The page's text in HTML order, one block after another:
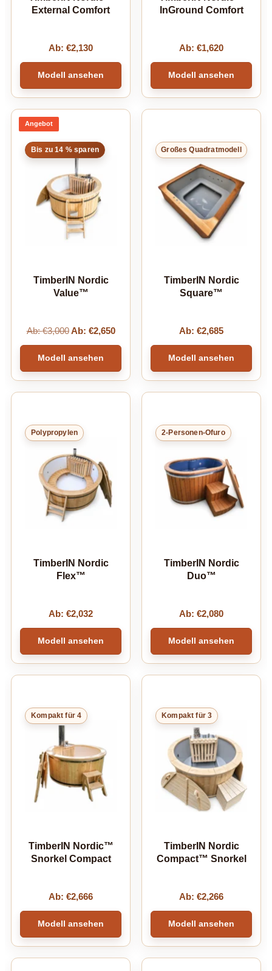
External Comfort
Ab: €2,130
Modell ansehen
InGround Comfort
Ab: €1,620
Modell ansehen
Angebot
Produkt
Angebot
Bis zu 14 % sparen
TimberIN Nordic
Value™
Ab:€3,000 Ab: €2,650
Modell ansehen
Großes Quadratmodell
TimberIN Nordic
Square™
Ab: €2,685
Modell ansehen
Polypropylen
TimberIN Nordic
Flex™
Ab: €2,032
Modell ansehen
2-Personen-Ofuro
TimberIN Nordic
Duo™
Ab: €2,080
Modell ansehen
Kompakt für 4
TimberIN Nordic™
Snorkel Compact
Ab: €2,666
Modell ansehen
Kompakt für 3
TimberIN Nordic
Compact™ Snorkel
Ab: €2,266
Modell ansehen